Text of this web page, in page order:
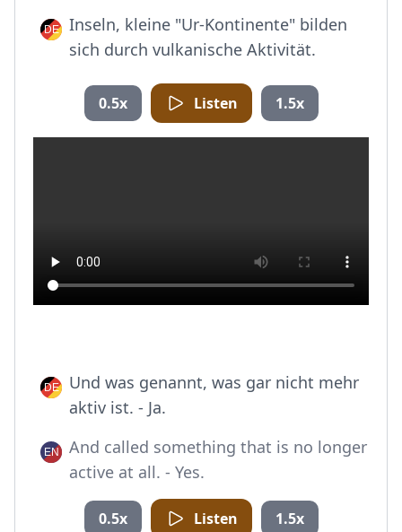
Inseln, kleine "Ur-Kontinente" bilden
sich durch vulkanische Aktivität.
0.5x Listen 1.5x
Und was genannt, was gar nicht mehr
aktiv ist. - Ja.
And called something that is no longer
active at all. - Yes.
0.5x Listen 1.5x